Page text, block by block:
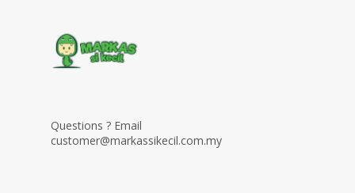
Questions ? Email
customer@markassikecil.com.my